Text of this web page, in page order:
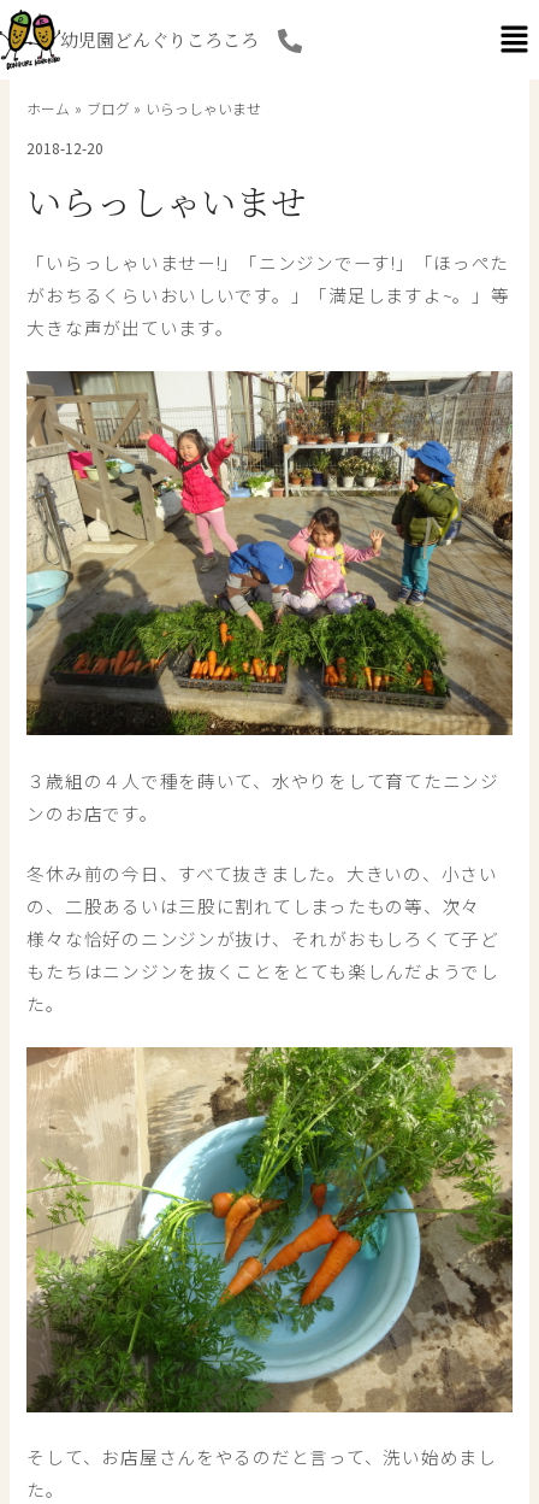
内
容
を
幼児園どんぐりころころ
ホーム ブログ
いらっしゃいませ
2018-12-20
いらっしゃいませ
「いらっしゃいませー!」「ニンジンでーす!」「ほっぺた
がおちるくらいおいしいです。」「満足しますよ~。」等
大きな声が出ています。
３歳組の４人で種を蒔いて、水やりをして育てたニンジ
ンのお店です。
冬休み前の今日、すべて抜きました。大きいの、小さい
の、二股あるいは三股に割れてしまったもの等、次々
様々な恰好のニンジンが抜け、それがおもしろくて子ど
もたちはニンジンを抜くことをとても楽しんだようでし
た。
そして、お店屋さんをやるのだと言って、洗い始めまし
た。